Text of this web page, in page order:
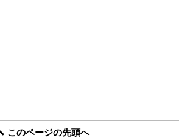
このページの先頭へ